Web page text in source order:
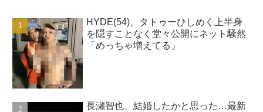
HYDE(54)、タトゥーひしめく上半身
を隠すことなく堂々公開にネット騒然
「めっちゃ増えてる」
長瀬智也、結婚したかと思った…最新